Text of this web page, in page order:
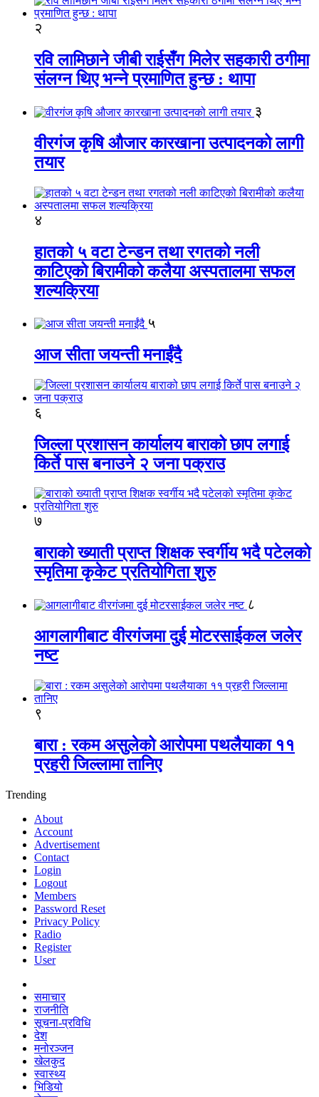
२
रवि लामिछाने जीबी राईसँग मिलेर सहकारी ठगीमा
संलग्न थिए भन्ने प्रमाणित हुन्छ : थापा
३
वीरगंज कृषि औजार कारखाना उत्पादनको लागी
तयार
४
हातको ५ वटा टेन्डन तथा रगतको नली
काटिएको बिरामीको कलैया अस्पतालमा सफल
शल्यक्रिया
५
आज सीता जयन्ती मनाईंदै
६
जिल्ला प्रशासन कार्यालय बाराको छाप लगाई
किर्ते पास बनाउने २ जना पक्राउ
७
बाराको ख्याती प्राप्त शिक्षक स्वर्गीय भदै पटेलको
स्मृतिमा कृकेट प्रतियोगिता शुरु
८
आगलागीबाट वीरगंजमा दुई मोटरसाईकल जलेर
नष्ट
९
बारा : रकम असुलेको आरोपमा पथलैयाका ११
प्रहरी जिल्लामा तानिए
Trending
About
Account
Advertisement
Contact
Login
Logout
Members
Password Reset
Privacy Policy
Radio
Register
User
समाचार
राजनीति
सूचना-प्रविधि
देश
मनोरञ्जन
खेलकुद
स्वास्थ्य
भिडियो